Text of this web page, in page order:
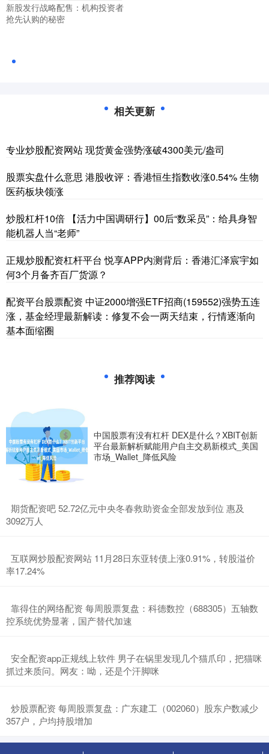
新股发行战略配售：机构投资者
抢先认购的秘密
相关更新
专业炒股配资网站 现货黄金强势涨破4300美元/盎司
股票实盘什么意思 港股收评：香港恒生指数收涨0.54% 生物
医药板块领涨
炒股杠杆10倍 【活力中国调研行】00后“数采员”：给具身智
能机器人当“老师”
正规炒股配资杠杆平台 悦享APP内测背后：香港汇泽宸宇如
何3个月备齐百厂货源？
配资平台股票配资 中证2000增强ETF招商(159552)强势五连
涨，基金经理最新解读：修复不会一两天结束，行情逐渐向
基本面缩圈
推荐阅读
中国股票有没有杠杆 DEX是什么？XBIT创新
平台最新解析赋能用户自主交易新模式_美国
市场_Wallet_降低风险
​期货配资吧 52.72亿元中央冬春救助资金全部发放到位 惠及
3092万人
​互联网炒股配资网站 11月28日东亚转债上涨0.91%，转股溢价
率17.24%
​靠得住的网络配资 每周股票复盘：科德数控（688305）五轴数
控系统优势显著，国产替代加速
​安全配资app正规线上软件 男子在锅里发现几个猫爪印，把猫咪
抓过来质问。网友：呦，还是个汗脚咪
​炒股票配资 每周股票复盘：广东建工（002060）股东户数减少
357户，户均持股增加